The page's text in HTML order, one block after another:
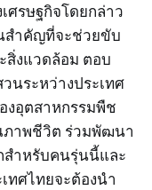
ศรษฐกิจโดยกล่าว
สำคัญที่จะช่วยขับ
สิ่งแวดล้อม ตอบ
นระหว่างประเทศ
งอุตสาหกรรมพืช
ภาพชีวิต ร่วมพัฒนา
สำหรับคนรุ่นนี้และ
ทศไทยจะต้องนำ